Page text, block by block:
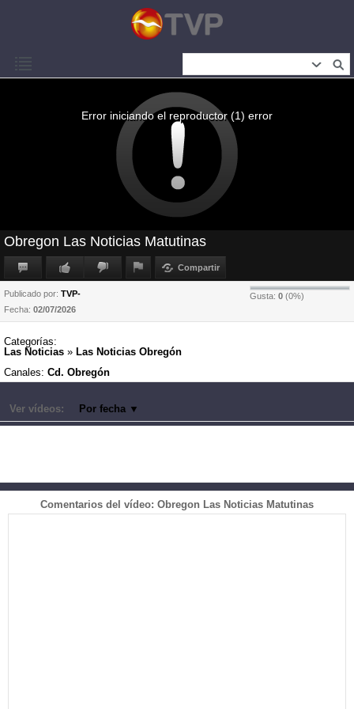
Error iniciando el reproductor (1) error
Obregon Las Noticias Matutinas
Compartir
Gusta: 0 (0%)
Publicado por: TVP-
Fecha: 02/07/2026
Categorías:
Las Noticias » Las Noticias Obregón
Canales: Cd. Obregón
Ver vídeos: Por fecha ▼
Comentarios del vídeo: Obregon Las Noticias Matutinas